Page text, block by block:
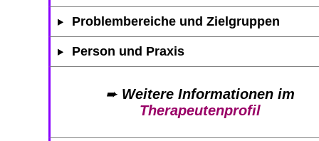
Problembereiche und Zielgruppen
Person und Praxis
➨ Weitere Informationen im
Therapeutenprofil